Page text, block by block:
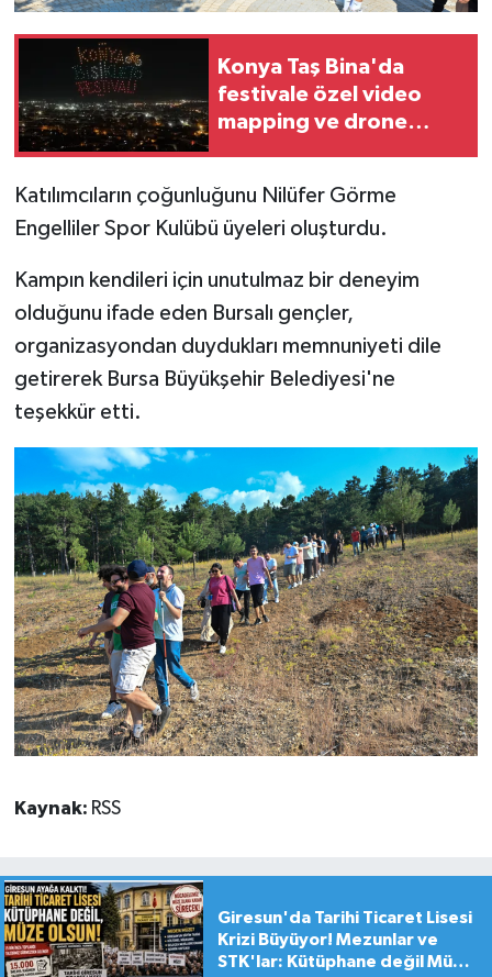
Konya Taş Bina'da
festivale özel video
mapping ve drone
Katılımcıların çoğunluğunu Nilüfer Görme
Engelliler Spor Kulübü üyeleri oluşturdu.
Kampın kendileri için unutulmaz bir deneyim
olduğunu ifade eden Bursalı gençler,
organizasyondan duydukları memnuniyeti dile
getirerek Bursa Büyükşehir Belediyesi'ne
teşekkür etti.
Kaynak: RSS
Giresun'da Tarihi Ticaret Lisesi
Krizi Büyüyor! Mezunlar ve
STK'lar: Kütüphane değil Müze